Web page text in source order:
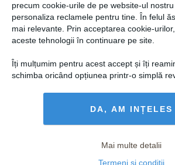
precum cookie-urile de pe website-ul
personaliza reclamele pentru tine. În felul
mai relevante. Prin acceptarea cookie-
aceste tehnologii în continuare pe site.
Îți mulțumim pentru acest accept și îți
schimba oricând opțiunea printr-o simplă
DA, AM INȚELES
Mai multe detalii
Termeni și condiții
ABONEAZĂ-TE
Politica de confidențialitate și
© 2026